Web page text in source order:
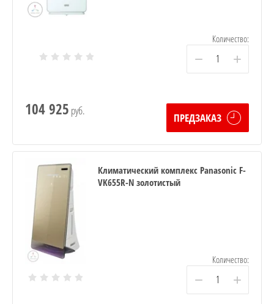
Количество:
− +
104 925 руб.
ПРЕДЗАКАЗ
Климатический комплекс Panasonic F-
VK655R-N золотистый
Количество:
− +